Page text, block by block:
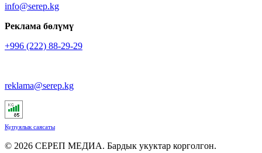
info@serep.kg
Реклама бөлүмү
+996 (222) 88-29-29
reklama@serep.kg
Купуялык саясаты
© 2026 СЕРЕП МЕДИА. Бардык укуктар корголгон.